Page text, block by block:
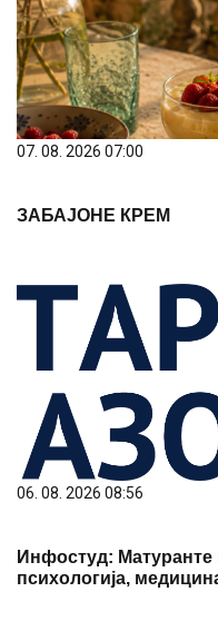
07. 08. 2026 07:00
ЗАБАЈОНЕ КРЕМ
06. 08. 2026 08:56
Инфостуд: Матуранте
психологија,